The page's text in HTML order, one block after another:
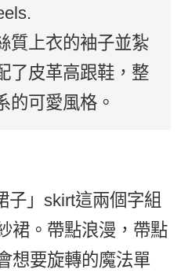
質上衣的袖子並紮
了皮革高跟鞋，整
的可愛風格。
子」skirt這兩個字組
裙。帶點浪漫，帶點
想要旋轉的魔法單